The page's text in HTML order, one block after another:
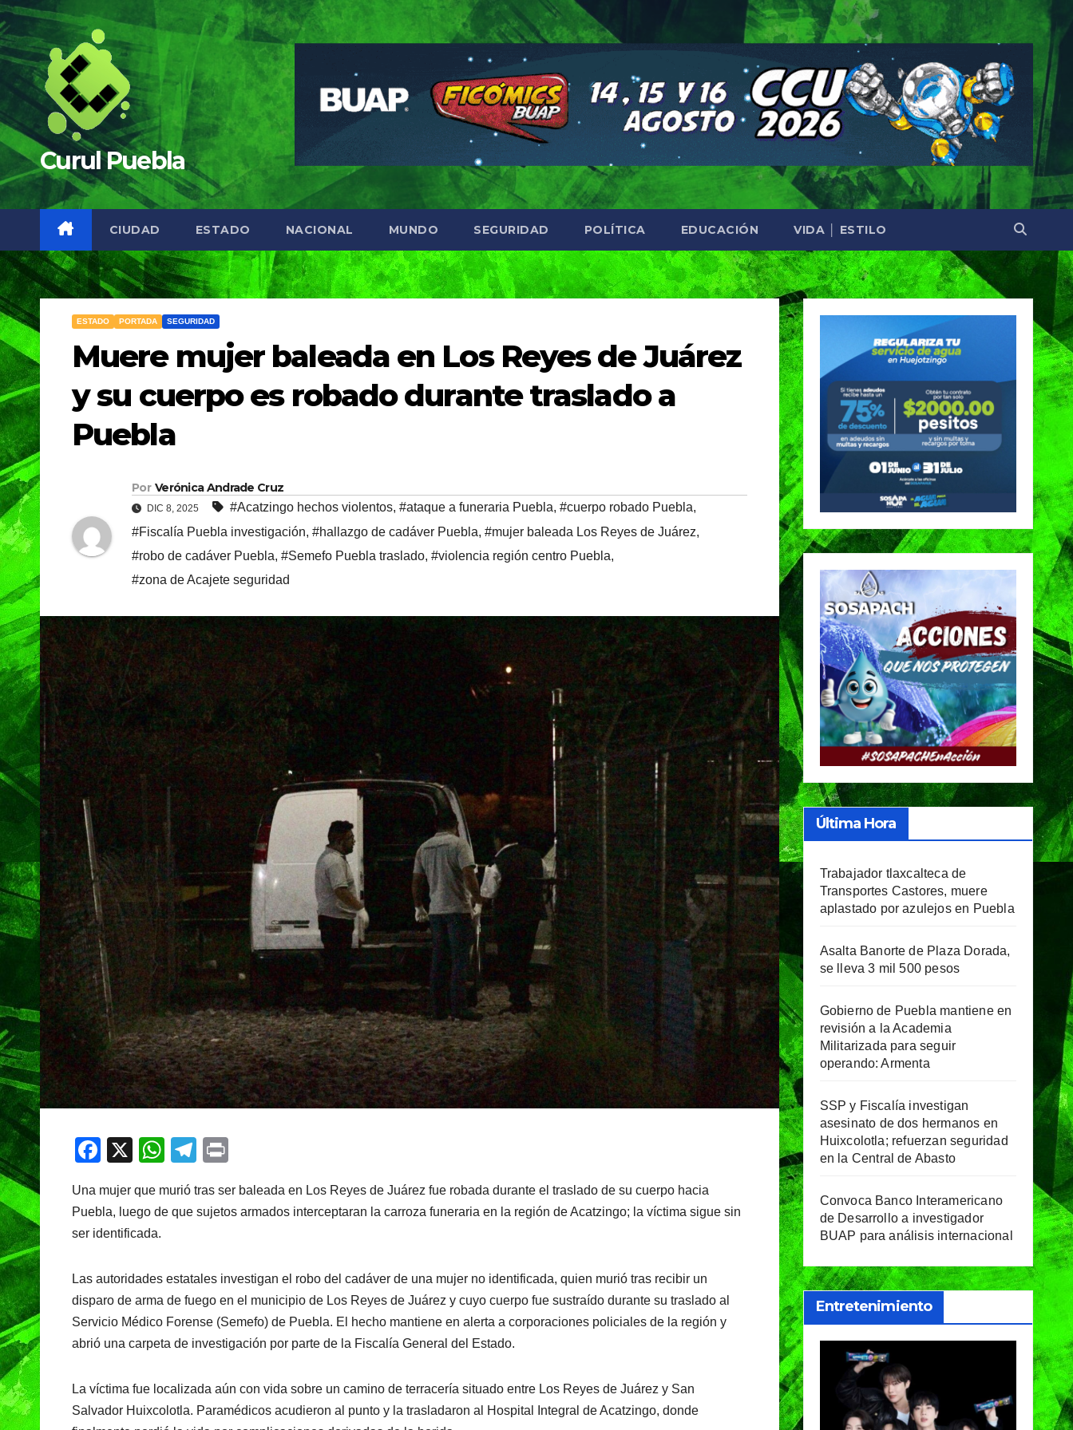
Saltar
al
contenido
Curul Puebla
CIUDAD ESTADO NACIONAL MUNDO SEGURIDAD POLÍTICA EDUCACIÓN VIDA │ ESTILO
ESTADO PORTADA SEGURIDAD
Muere mujer baleada en Los Reyes de Juárez
y su cuerpo es robado durante traslado a
Puebla
Por Verónica Andrade Cruz
DIC 8, 2025 #Acatzingo hechos violentos, #ataque a funeraria Puebla, #cuerpo robado Puebla,
#Fiscalía Puebla investigación, #hallazgo de cadáver Puebla, #mujer baleada Los Reyes de Juárez,
#robo de cadáver Puebla, #Semefo Puebla traslado, #violencia región centro Puebla,
#zona de Acajete seguridad
F
c
e
o
o
k
X
W
at
s
p
p
T
e
gr
m
t
Una mujer que murió tras ser baleada en Los Reyes de Juárez fue robada durante el traslado de su cuerpo hacia
Puebla, luego de que sujetos armados interceptaran la carroza funeraria en la región de Acatzingo; la víctima sigue sin
ser identificada.
Las autoridades estatales investigan el robo del cadáver de una mujer no identificada, quien murió tras recibir un
disparo de arma de fuego en el municipio de Los Reyes de Juárez y cuyo cuerpo fue sustraído durante su traslado al
Servicio Médico Forense (Semefo) de Puebla. El hecho mantiene en alerta a corporaciones policiales de la región y
abrió una carpeta de investigación por parte de la Fiscalía General del Estado.
La víctima fue localizada aún con vida sobre un camino de terracería situado entre Los Reyes de Juárez y San
Salvador Huixcolotla. Paramédicos acudieron al punto y la trasladaron al Hospital Integral de Acatzingo, donde
Última Hora
Trabajador tlaxcalteca de
Transportes Castores, muere
aplastado por azulejos en Puebla
Asalta Banorte de Plaza Dorada,
se lleva 3 mil 500 pesos
Gobierno de Puebla mantiene en
revisión a la Academia
Militarizada para seguir
operando: Armenta
SSP y Fiscalía investigan
asesinato de dos hermanos en
Huixcolotla; refuerzan seguridad
en la Central de Abasto
Convoca Banco Interamericano
de Desarrollo a investigador
BUAP para análisis internacional
Entretenimiento